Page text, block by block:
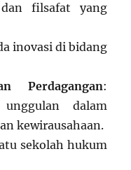
filsafat yang
inovasi di bidang
Perdagangan:
dalam
kewirausahaan.
sekolah hukum